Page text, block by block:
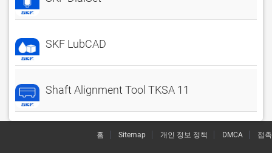
SKF LubCAD
Shaft Alignment Tool TKSA 11
홈 Sitemap 개인 정보 정책 DMCA 접촉